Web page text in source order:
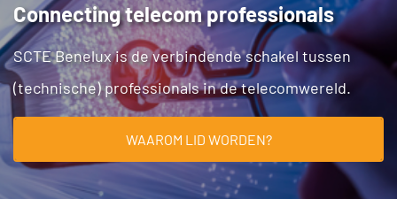
Connecting telecom professionals
SCTE Benelux is de verbindende schakel tussen
(technische) professionals in de telecomwereld.
WAAROM LID WORDEN?